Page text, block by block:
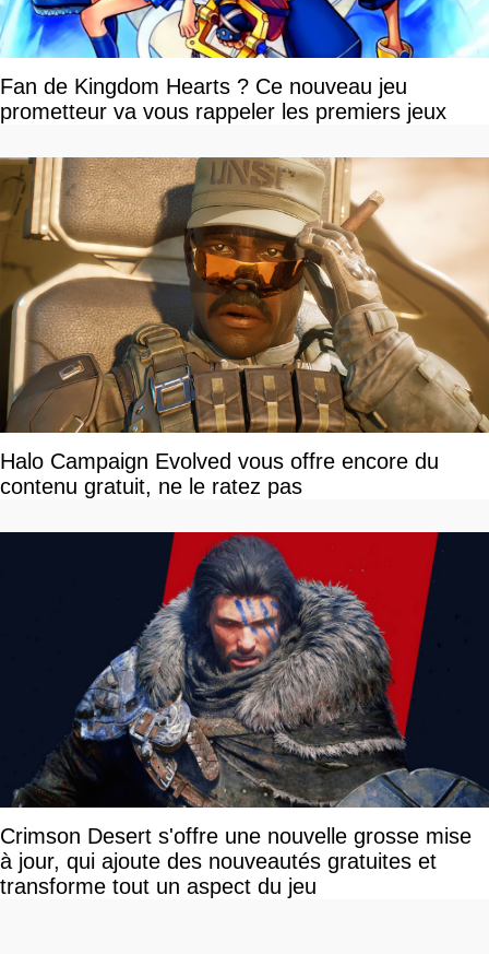
Fan de Kingdom Hearts ? Ce nouveau jeu
prometteur va vous rappeler les premiers jeux
Halo Campaign Evolved vous offre encore du
contenu gratuit, ne le ratez pas
Crimson Desert s'offre une nouvelle grosse mise
à jour, qui ajoute des nouveautés gratuites et
transforme tout un aspect du jeu